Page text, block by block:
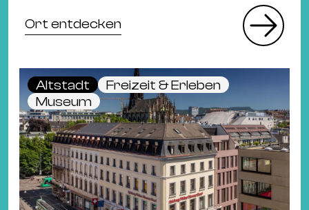
Ort entdecken
Altstadt
Freizeit & Erleben
Museum